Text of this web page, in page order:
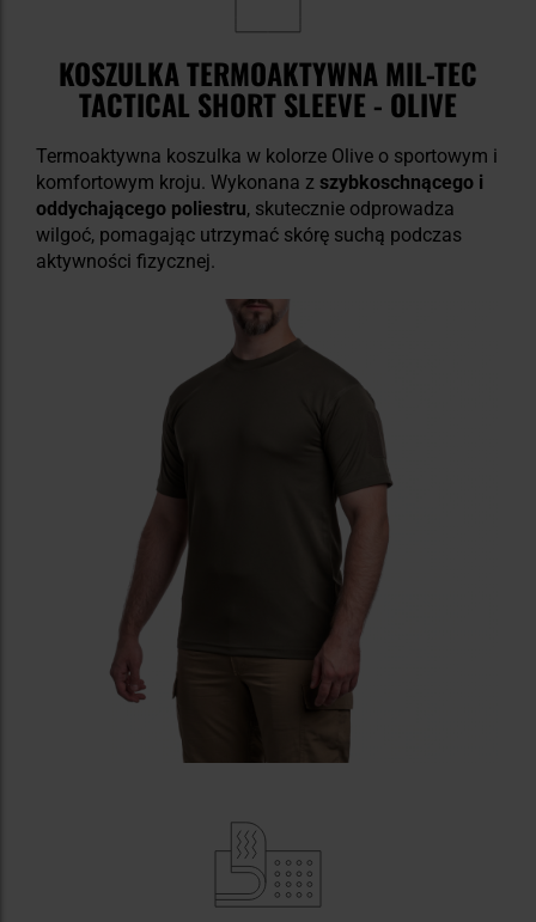
KOSZULKA TERMOAKTYWNA MIL-TEC
TACTICAL SHORT SLEEVE - OLIVE
Termoaktywna koszulka w kolorze Olive o sportowym i
komfortowym kroju. Wykonana z szybkoschnącego i
oddychającego poliestru, skutecznie odprowadza
wilgoć, pomagając utrzymać skórę suchą podczas
aktywności fizycznej.